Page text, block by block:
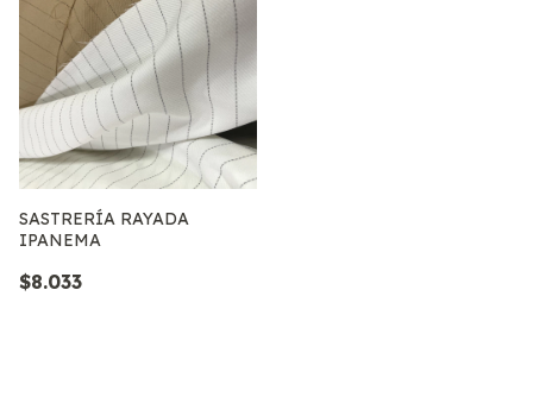
SASTRERÍA RAYADA
IPANEMA
$8.033